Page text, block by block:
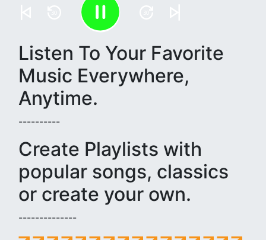
Listen To Your Favorite
Music Everywhere,
Anytime.
----------
Create Playlists with
popular songs, classics
or create your own.
--------------